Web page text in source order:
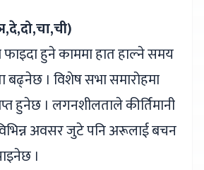
फाइदा हुने काममा हात हाल्ने समय
बढ्नेछ । विशेष सभा समारोहमा
हुनेछ । लगनशीलताले कीर्तिमानी
अवसर जुटे पनि अरूलाई बचन
।